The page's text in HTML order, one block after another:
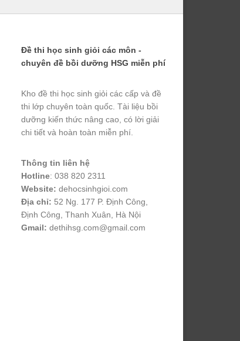
Đề thi học sinh giỏi các môn -
chuyên đề bồi dưỡng HSG miễn phí
Kho đề thi học sinh giỏi các cấp và đề
thi lớp chuyên toàn quốc. Tài liệu bồi
dưỡng kiến thức nâng cao, có lời giải
chi tiết và hoàn toàn miễn phí.
Thông tin liên hệ
Hotline: 038 820 2311
Website: dehocsinhgioi.com
Địa chỉ: 52 Ng. 177 P. Định Công,
Định Công, Thanh Xuân, Hà Nội
Gmail: dethihsg.com@gmail.com